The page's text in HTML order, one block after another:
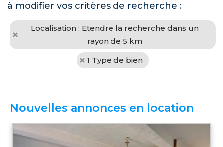
à modifier vos critères de recherche :
Localisation : Etendre la recherche dans un
rayon de 5 km
1 Type de bien
Nouvelles annonces en location